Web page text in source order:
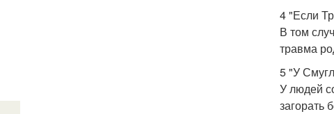
4 "Если
В том
травма
5 "У
У людей
загорать